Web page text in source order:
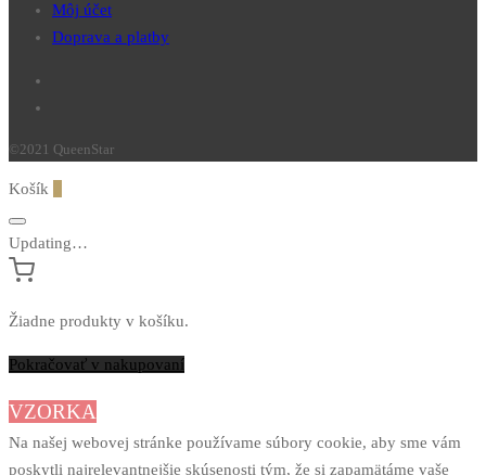
Môj účet
Doprava a platby
©2021 QueenStar
Košík
Updating…
Žiadne produkty v košíku.
Pokračovať v nakupovaní
VZORKA
Na našej webovej stránke používame súbory cookie, aby sme vám
poskytli najrelevantnejšie skúsenosti tým, že si zapamätáme vaše